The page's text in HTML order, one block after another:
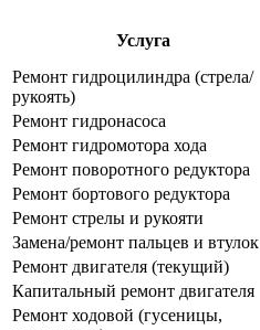
Услуга
Ремонт гидроцилиндра (стрела/
рукоять)
Ремонт гидронасоса
Ремонт гидромотора хода
Ремонт поворотного редуктора
Ремонт бортового редуктора
Ремонт стрелы и рукояти
Замена/ремонт пальцев и втулок
Ремонт двигателя (текущий)
Капитальный ремонт двигателя
Ремонт ходовой (гусеницы,